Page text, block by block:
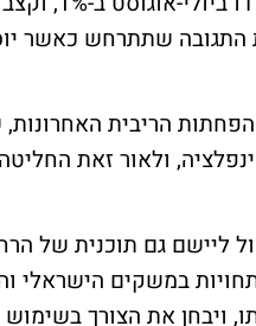
להעריך את התגובה
ולאור זאת
ליישם גם תוכנית של
במשקים הישראלי
ויבחן את הצורך